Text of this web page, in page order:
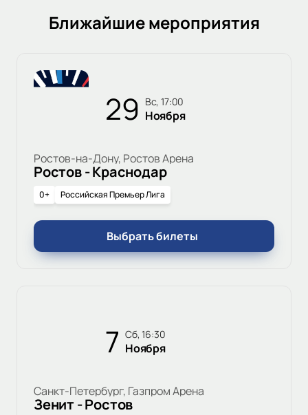
Ближайшие мероприятия
29 вс, 17:00
Ноября
Ростов-на-Дону, Ростов Арена
Ростов - Краснодар
0+ Российская Премьер Лига
Выбрать билеты
7 сб, 16:30
Ноября
Санкт-Петербург, Газпром Арена
Зенит - Ростов